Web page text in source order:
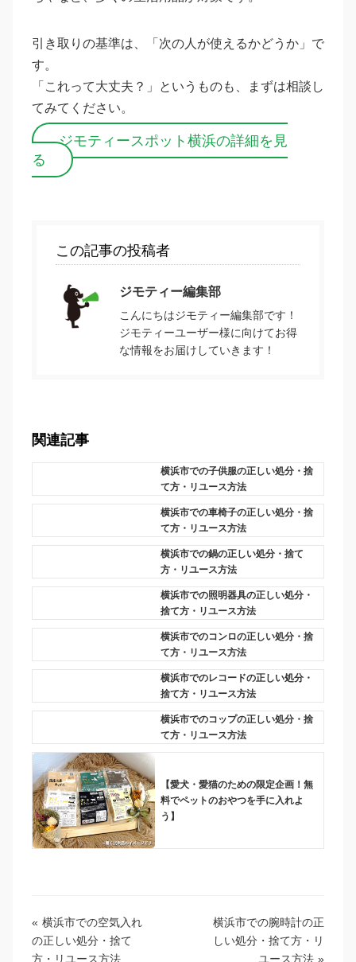
引き取りの基準は、「次の人が使えるかどうか」で
す。
「これって大丈夫？」というものも、まずは相談し
てみてください。
ジモティースポット横浜の詳細を見
る
この記事の投稿者
ジモティー編集部
こんにちはジモティー編集部です！
ジモティーユーザー様に向けてお得
な情報をお届けしていきます！
関連記事
横浜市での子供服の正しい処分・捨
て方・リユース方法
横浜市での車椅子の正しい処分・捨
て方・リユース方法
横浜市での鍋の正しい処分・捨て
方・リユース方法
横浜市での照明器具の正しい処分・
捨て方・リユース方法
横浜市でのコンロの正しい処分・捨
て方・リユース方法
横浜市でのレコードの正しい処分・
捨て方・リユース方法
横浜市でのコップの正しい処分・捨
て方・リユース方法
【愛犬・愛猫のための限定企画！無
料でペットのおやつを手に入れよ
う】
« 横浜市での空気入れ
の正しい処分・捨て
方・リユース方法
横浜市での腕時計の正
しい処分・捨て方・リ
ユース方法 »